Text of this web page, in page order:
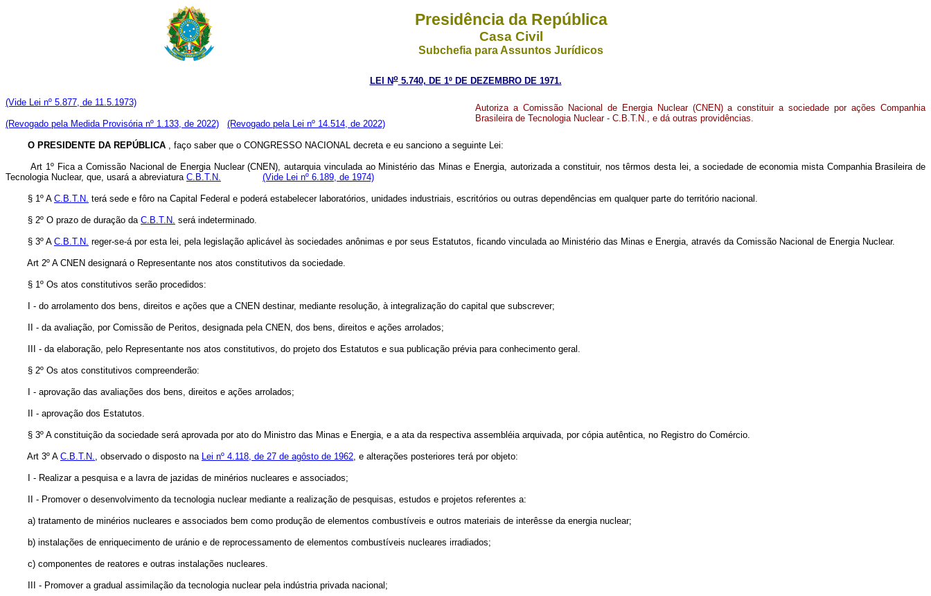
Presidência da República
Casa Civil
Subchefia para Assuntos Jurídicos
LEI No5.740, DE 1º DE DEZEMBRO DE 1971.
(Vide Lei nº 5.877, de 11.5.1973)
(Revogado pela Medida Provisória nº 1.133, de 2022) (Revogado pela Lei nº 14.514, de 2022)
Autoriza a Comissão Nacional de Energia Nuclear (CNEN) a constituir a sociedade por ações Companhia
Brasileira de Tecnologia Nuclear - C.B.T.N., e dá outras providências.
O PRESIDENTE DA REPÚBLICA , faço saber que o CONGRESSO NACIONAL decreta e eu sanciono a seguinte Lei:
Art 1º Fica a Comissão Nacional de Energia Nuclear (CNEN), autarquia vinculada ao Ministério das Minas e Energia, autorizada a constituir, nos têrmos desta lei, a sociedade de economia mista Companhia Brasileira de
Tecnologia Nuclear, que, usará a abreviatura C.B.T.N. (Vide Lei nº 6.189, de 1974)
§ 1º A C.B.T.N. terá sede e fôro na Capital Federal e poderá estabelecer laboratórios, unidades industriais, escritórios ou outras dependências em qualquer parte do território nacional.
§ 2º O prazo de duração da C.B.T.N. será indeterminado.
§ 3º A C.B.T.N. reger-se-á por esta lei, pela legislação aplicável às sociedades anônimas e por seus Estatutos, ficando vinculada ao Ministério das Minas e Energia, através da Comissão Nacional de Energia Nuclear.
Art 2º A CNEN designará o Representante nos atos constitutivos da sociedade.
§ 1º Os atos constitutivos serão procedidos:
I - do arrolamento dos bens, direitos e ações que a CNEN destinar, mediante resolução, à integralização do capital que subscrever;
II - da avaliação, por Comissão de Peritos, designada pela CNEN, dos bens, direitos e ações arrolados;
III - da elaboração, pelo Representante nos atos constitutivos, do projeto dos Estatutos e sua publicação prévia para conhecimento geral.
§ 2º Os atos constitutivos compreenderão:
I - aprovação das avaliações dos bens, direitos e ações arrolados;
II - aprovação dos Estatutos.
§ 3º A constituição da sociedade será aprovada por ato do Ministro das Minas e Energia, e a ata da respectiva assembléia arquivada, por cópia autêntica, no Registro do Comércio.
Art 3º A C.B.T.N., observado o disposto na Lei nº 4.118, de 27 de agôsto de 1962, e alterações posteriores terá por objeto:
I - Realizar a pesquisa e a lavra de jazidas de minérios nucleares e associados;
II - Promover o desenvolvimento da tecnologia nuclear mediante a realização de pesquisas, estudos e projetos referentes a:
a) tratamento de minérios nucleares e associados bem como produção de elementos combustíveis e outros materiais de interêsse da energia nuclear;
b) instalações de enriquecimento de uránio e de reprocessamento de elementos combustíveis nucleares irradiados;
c) componentes de reatores e outras instalações nucleares.
III - Promover a gradual assimilação da tecnologia nuclear pela indústria privada nacional;